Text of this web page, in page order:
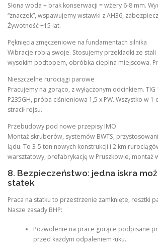
Słona woda + brak konserwacji = wżery 6-8 mm.
“znaczek”, wspawujemy wstawki z AH36,
Żywotność +15 lat.
Pęknięcia zmęczeniowe na fundamentach silnika
Wibracje robią swoje. Stosujemy przekładki ze stali
wysokim podtopem, obróbka cieplna miejscowa.
Nieszczelne rurociągi parowe
Pracujemy na gorąco, z wyłączonym odcinkiem. TIG
P235GH, próba ciśnieniowa 1,5 x PW. Wszystko w
stracił rejsu.
Przebudowy pod nowe przepisy IMO
Montaż skruberów, systemów BWTS,
lądu. To 3-5 ton nowych konstrukcji i 2 km
warsztatowy, prefabrykację w Pruszkowie, montaż
8. Bezpieczeństwo: jedna iskra
statek
Praca na statku to przestrzenie zamknięte, resztki
Nasze zasady BHP:
Pozwolenie na prace gorące podpisane
przed każdym odpaleniem łuku.